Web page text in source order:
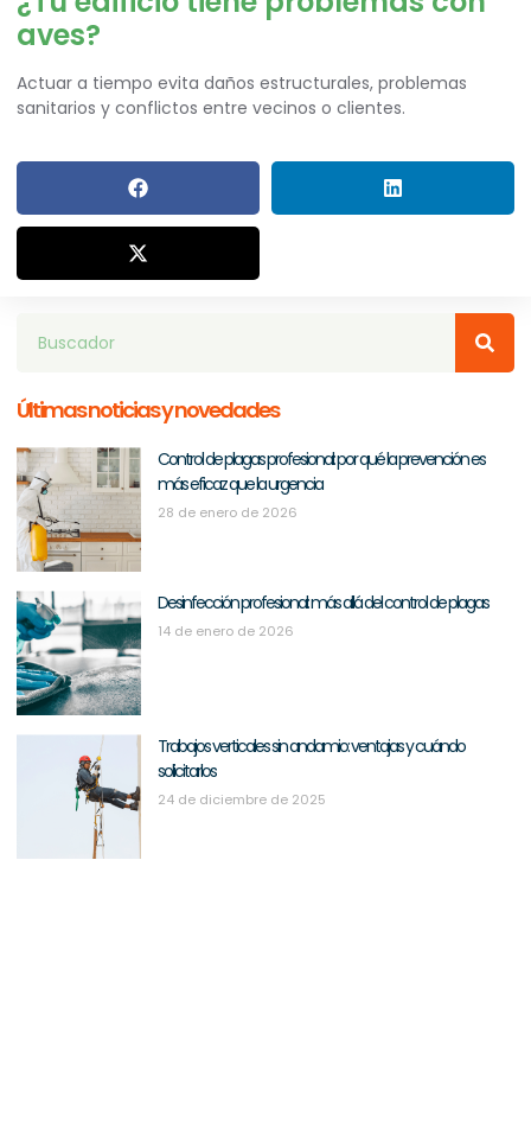
aves?
Actuar a tiempo evita daños estructurales, problemas
sanitarios y conflictos entre vecinos o clientes.
Últimas noticias y novedades
Control de plagas profesional: por qué la prevención es
más eficaz que la urgencia
28 de enero de 2026
Desinfección profesional: más allá del control de plagas
14 de enero de 2026
Trabajos verticales sin andamio: ventajas y cuándo
solicitarlos
24 de diciembre de 2025